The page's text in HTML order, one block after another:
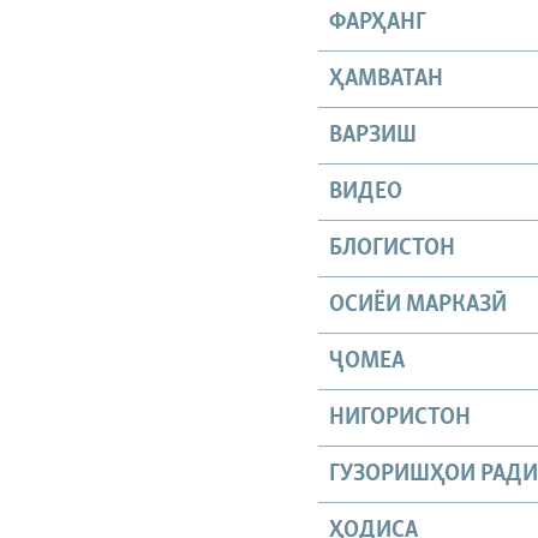
ФАРҲАНГ
ҲАМВАТАН
ВАРЗИШ
ВИДЕО
БЛОГИСТОН
ОСИЁИ МАРКАЗӢ
ҶОМEА
НИГОРИСТОН
ГУЗОРИШҲОИ
ҲОДИСА